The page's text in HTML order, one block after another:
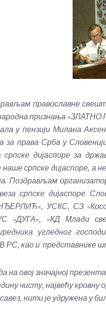
православне
признања »ЗЛАТНО
у пензији Милана
за права Срба у
српске дијаспоре за
српске дијаспоре, а
Поздрављам
српске дијаспоре
УСКС, СЗ
»ДУГА«, »КД Млади
угледног
РС, као и представнике
на овој значајној
чисту, највећу кровну
нити је удружена у